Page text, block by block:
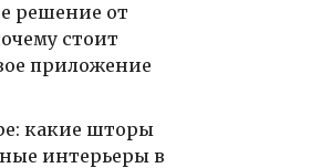
решение от
стоит
приложение
какие шторы
интерьеры в